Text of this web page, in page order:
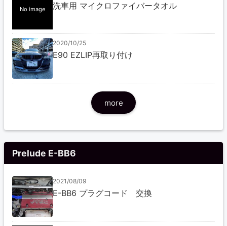
No image 洗車用 マイクロファイバータオル
2020/10/25
E90 EZLIP再取り付け
more
Prelude E-BB6
2021/08/09
E-BB6 プラグコード 交換